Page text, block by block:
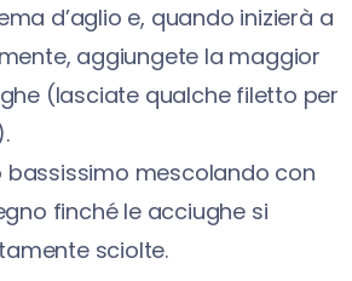
d’aglio e, quando inizierà a
aggiungete la maggior
(lasciate qualche filetto per
mescolando con
finché le acciughe si
sciolte.